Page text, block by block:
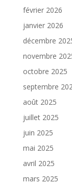
février 2026
janvier 2026
décembre
novembre
octobre 2025
septembre
août 2025
juillet 2025
juin 2025
mai 2025
avril 2025
mars 2025